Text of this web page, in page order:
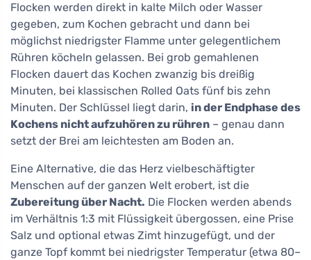
Flocken werden direkt in kalte Milch oder Wasser
gegeben, zum Kochen gebracht und dann bei
möglichst niedrigster Flamme unter gelegentlichem
Rühren köcheln gelassen. Bei grob gemahlenen
Flocken dauert das Kochen zwanzig bis dreißig
Minuten, bei klassischen Rolled Oats fünf bis zehn
Minuten. Der Schlüssel liegt darin, in der Endphase des
Kochens nicht aufzuhören zu rühren – genau dann
setzt der Brei am leichtesten am Boden an.
Eine Alternative, die das Herz vielbeschäftigter
Menschen auf der ganzen Welt erobert, ist die
Zubereitung über Nacht. Die Flocken werden abends
im Verhältnis 1:3 mit Flüssigkeit übergossen, eine Prise
Salz und optional etwas Zimt hinzugefügt, und der
ganze Topf kommt bei niedrigster Temperatur (etwa 80–